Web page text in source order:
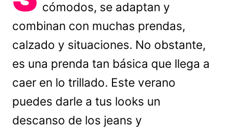
cómodos, se adaptan y
combinan con muchas prendas,
calzado y situaciones. No obstante,
es una prenda tan básica que llega a
caer en lo trillado. Este verano
puedes darle a tus looks un
descanso de los jeans y